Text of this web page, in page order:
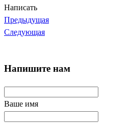
Написать
Предыдущая
Следующая
Напишите нам
Ваше имя